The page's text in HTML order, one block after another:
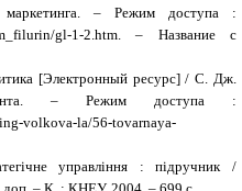
– Режим доступа :
gl-1-2.htm. – Название с
[Электронный ресурс] / С. Дж.
– Режим доступа :
volkova-la/56-tovarnaya-
управління : підручник /